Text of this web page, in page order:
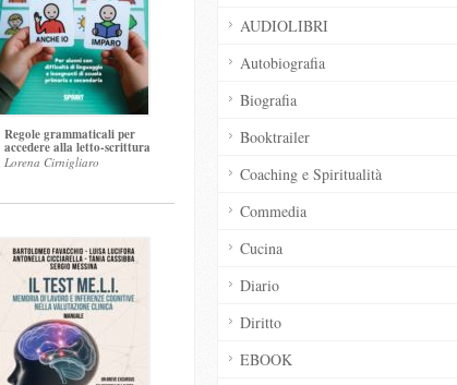
Regole grammaticali per
accedere alla letto-scrittura
Lorena Cirnigliaro
AUDIOLIBRI
Autobiografia
Biografia
Booktrailer
Coaching e Spiritualità
Commedia
Cucina
Diario
Diritto
EBOOK